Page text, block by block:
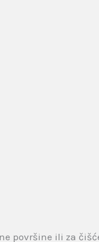
površine ili za